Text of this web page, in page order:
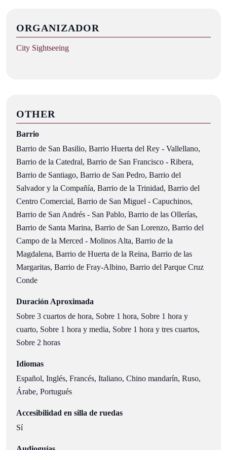
ORGANIZADOR
City Sightseeing
OTHER
Barrio
Barrio de San Basilio, Barrio Huerta del Rey - Vallellano,
Barrio de la Catedral, Barrio de San Francisco - Ribera,
Barrio de Santiago, Barrio de San Pedro, Barrio del
Salvador y la Compañía, Barrio de la Trinidad, Barrio del
Centro Comercial, Barrio de San Miguel - Capuchinos,
Barrio de San Andrés - San Pablo, Barrio de las Ollerías,
Barrio de Santa Marina, Barrio de San Lorenzo, Barrio del
Campo de la Merced - Molinos Alta, Barrio de la
Magdalena, Barrio de Huerta de la Reina, Barrio de las
Margaritas, Barrio de Fray-Albino, Barrio del Parque Cruz
Conde
Duración Aproximada
Sobre 3 cuartos de hora, Sobre 1 hora, Sobre 1 hora y
cuarto, Sobre 1 hora y media, Sobre 1 hora y tres cuartos,
Sobre 2 horas
Idiomas
Español, Inglés, Francés, Italiano, Chino mandarín, Ruso,
Árabe, Portugués
Accesibilidad en silla de ruedas
Sí